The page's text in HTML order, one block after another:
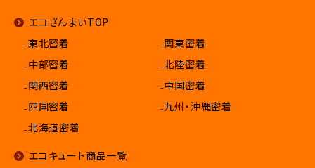
エコざんまいTOP
₋東北密着
₋関東密着
₋中部密着
₋北陸密着
₋関西密着
₋中国密着
₋四国密着
₋九州・沖縄密着
₋北海道密着
エコキュート商品一覧